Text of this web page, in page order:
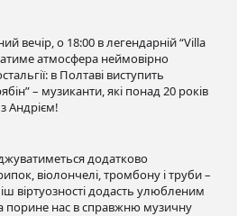
вечір, о 18:00 в легендарній “Villa
атмосфера неймовірно
в Полтаві виступить
– музиканти, які понад 20 років
Андрієм!
додатково
віолончелі, тромбону і труби –
віртуозності додасть улюбленим
порине нас в справжню музичну